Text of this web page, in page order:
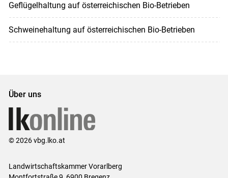
Geflügelhaltung auf österreichischen Bio-Betrieben
Schweinehaltung auf österreichischen Bio-Betrieben
Über uns
© 2026 vbg.lko.at
Landwirtschaftskammer Vorarlberg